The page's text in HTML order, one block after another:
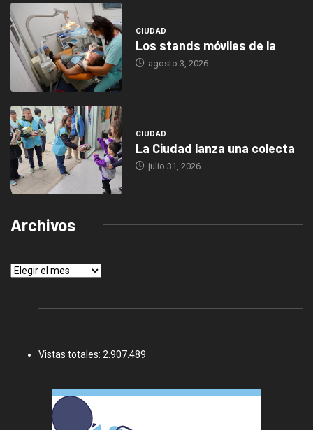
CIUDAD
Los stands móviles de la
agosto 3, 2026
CIUDAD
La Ciudad lanza una colecta
julio 31, 2026
Archivos
Archivos
Vistas totales: 2.907.489